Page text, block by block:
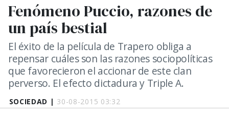
SOCIEDAD | 30-08-2015 03:32
Fenómeno Puccio, razones de
un país bestial
El éxito de la película de Trapero obliga a
repensar cuáles son las razones sociopolíticas
que favorecieron el accionar de este clan
perverso. El efecto dictadura y Triple A.